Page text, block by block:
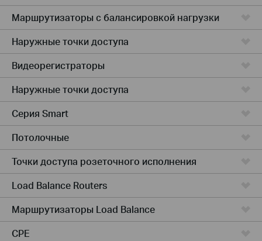
Маршрутизаторы с балансировкой нагрузки
Наружные точки доступа
Видеорегистраторы
Наружные точки доступа
Серия Smart
Потолочные
Точки доступа розеточного исполнения
Load Balance Routers
Маршрутизаторы Load Balance
CPE